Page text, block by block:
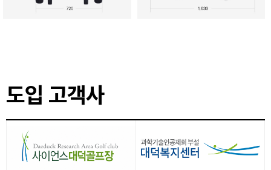
도입 고객사